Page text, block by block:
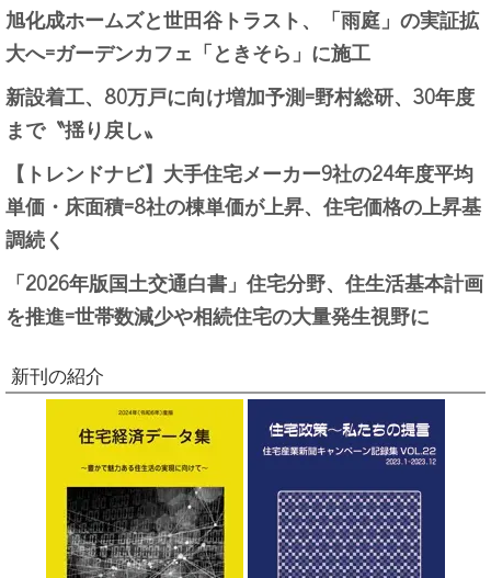
旭化成ホームズと世田谷トラスト、「雨庭」の実証拡
大へ=ガーデンカフェ「ときそら」に施工
新設着工、80万戸に向け増加予測=野村総研、30年度
まで〝揺り戻し〟
【トレンドナビ】大手住宅メーカー9社の24年度平均
単価・床面積=8社の棟単価が上昇、住宅価格の上昇基
調続く
「2026年版国土交通白書」住宅分野、住生活基本計画
を推進=世帯数減少や相続住宅の大量発生視野に
新刊の紹介